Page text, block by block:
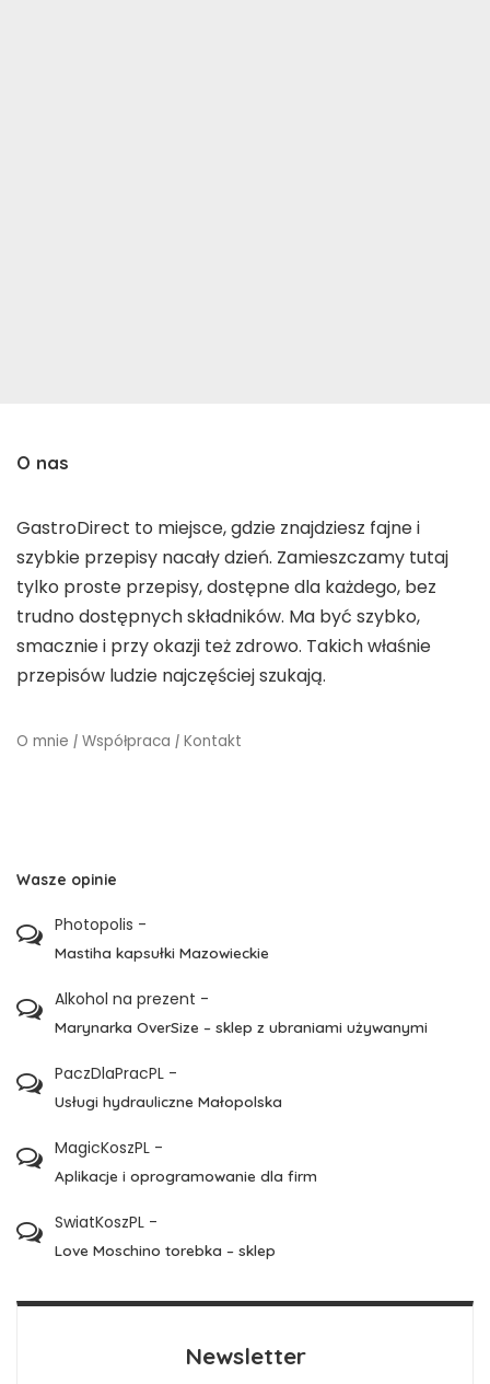
O nas
GastroDirect to miejsce, gdzie znajdziesz fajne i
szybkie przepisy nacały dzień. Zamieszczamy tutaj
tylko proste przepisy, dostępne dla każdego, bez
trudno dostępnych składników. Ma być szybko,
smacznie i przy okazji też zdrowo. Takich właśnie
przepisów ludzie najczęściej szukają.
O mnie | Współpraca | Kontakt
Wasze opinie
Photopolis -
Mastiha kapsułki Mazowieckie
Alkohol na prezent -
Marynarka OverSize – sklep z ubraniami używanymi
PaczDlaPracPL -
Usługi hydrauliczne Małopolska
MagicKoszPL -
Aplikacje i oprogramowanie dla firm
SwiatKoszPL -
Love Moschino torebka – sklep
Newsletter